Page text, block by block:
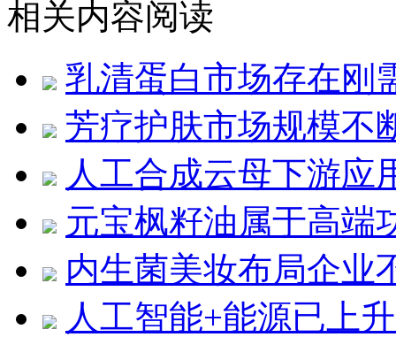
相关内容阅读
乳清蛋白市场存在刚
芳疗护肤市场规模不
人工合成云母下游应
元宝枫籽油属于高端
内生菌美妆布局企业
人工智能+能源已上